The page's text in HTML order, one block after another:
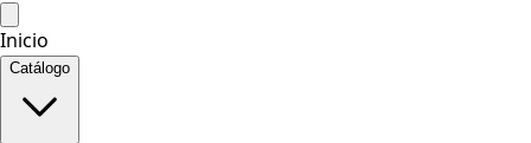
Inicio
Catálogo